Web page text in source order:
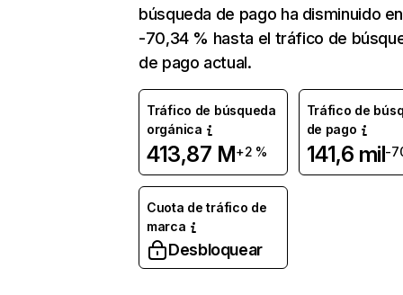
búsqueda de pago ha disminuido en
-70,34 % hasta el tráfico de
de pago actual.
Tráfico de búsqueda
orgánica
413,87 M+2 %
Tráfico de
de pago
141,6 mil-
Cuota de tráfico de
marca
Desbloquear